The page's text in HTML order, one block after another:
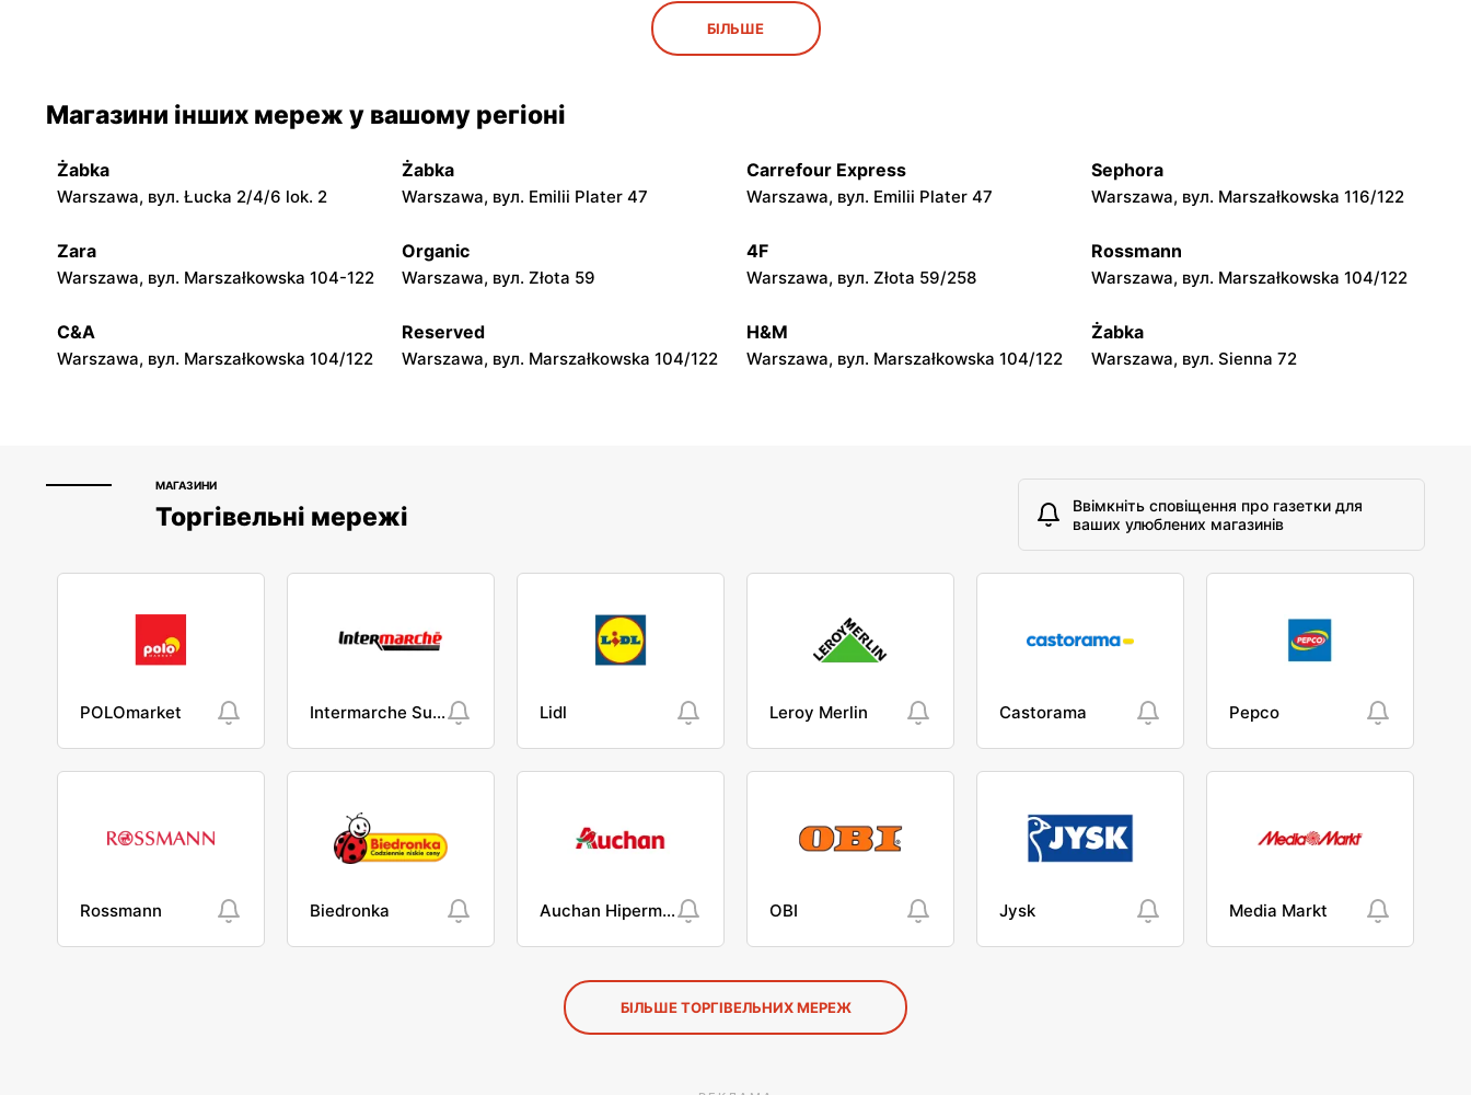
moje sklepy
Gorzyce, вул. Szkolna 44
Jadachy, вул. Jadachy 111 Jeżowe, вул. Zalesie 77
moje sklepy
Górki, вул. Górki 71
moje sklepy
Gumniska, вул. Gumniska 157C
moje sklepy
Iwierzyce, вул. Iwierzyce 152A
moje sklepy
Tczew, вул. Franciszka Żwirki 61
moje sklepy
Hyżne, вул. Hyżne 100
moje sklepy
Jarosław, вул. Pełkińska 147
moje sklepy
Niebylec, вул. Niebylec 139
moje sklepy
Opole, вул. Grudzicka 45
БІЛЬШЕ
Магазини інших мереж у вашому регіоні
Żabka
Warszawa, вул. Łucka 2/4/6 lok. 2
Żabka
Warszawa, вул. Emilii Plater 47
Carrefour Express
Warszawa, вул. Emilii Plater 47
Sephora
Warszawa, вул. Marszałkowska 116/122
Zara
Warszawa, вул. Marszałkowska 104-122
Organic
Warszawa, вул. Złota 59
4F
Warszawa, вул. Złota 59/258
Rossmann
Warszawa, вул. Marszałkowska 104/122
C&A
Warszawa, вул. Marszałkowska 104/122
Reserved
Warszawa, вул. Marszałkowska 104/122
H&M
Warszawa, вул. Marszałkowska 104/122
Żabka
Warszawa, вул. Sienna 72
МАГАЗИНИ
Торгівельні мережі
Ввімкніть сповіщення про газетки для
ваших улюблених магазинів
POLOmarket Intermarche Super Lidl Leroy Merlin Castorama Pepco
Rossmann Biedronka Auchan Hipermarket OBI Jysk Media Markt
БІЛЬШЕ ТОРГІВЕЛЬНИХ МЕРЕЖ